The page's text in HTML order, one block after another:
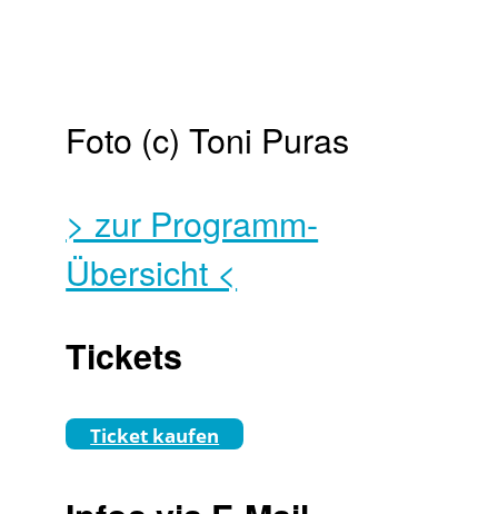
Foto (c) Toni Puras
> zur Programm-
Übersicht <
Tickets
Ticket kaufen